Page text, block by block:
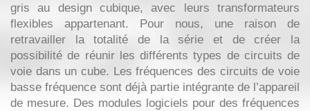
gris au design cubique, avec leurs transformateurs
flexibles appartenant. Pour nous, une raison de
retravailler la totalité de la série et de créer la
possibilité de réunir les différents types de circuits de
voie dans un cube. Les fréquences des circuits de voie
basse fréquence sont déjà partie intégrante de l’appareil
de mesure. Des modules logiciels pour des fréquences